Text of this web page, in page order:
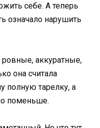
себе. А теперь
означало нарушить
аккуратные,
она считала
полную тарелку, а
поменьше.